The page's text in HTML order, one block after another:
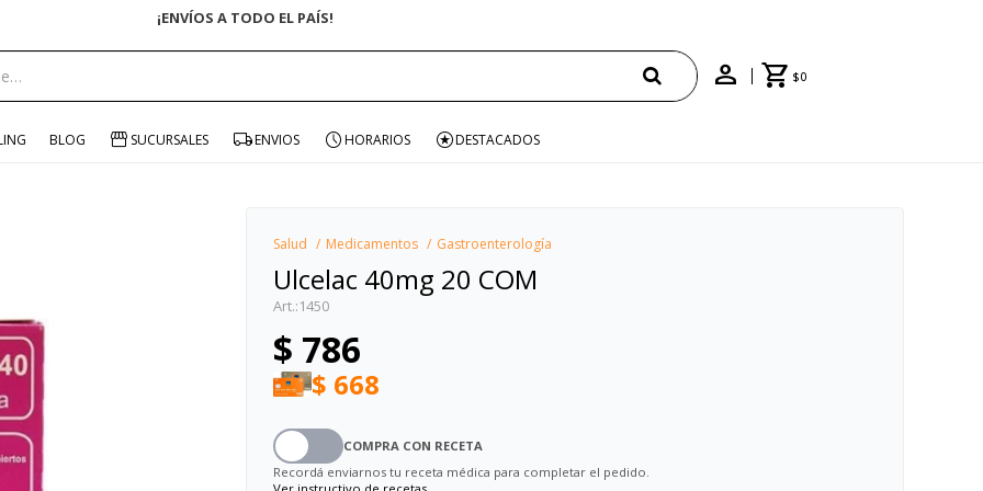
¡ENVÍOS A TODO EL PAÍS!
$0
BLOG SUCURSALES ENVIOS HORARIOS DESTACADOS
Salud Medicamentos Gastroenterología
Ulcelac 40mg 20 COM
1450
$ 786
$ 668
COMPRA CON RECETA
Recordá enviarnos tu receta médica para completar el pedido.